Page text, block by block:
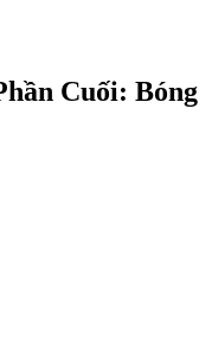
Cuối: Bóng